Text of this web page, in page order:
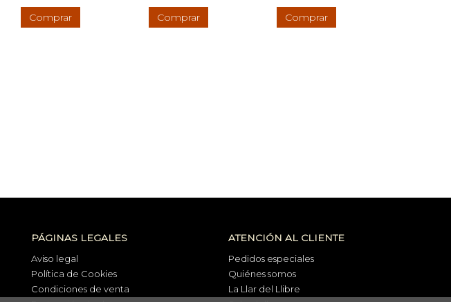
Comprar Comprar Comprar
PÁGINAS LEGALES
Aviso legal
Política de Cookies
Condiciones de venta
ATENCIÓN AL CLIENTE
Pedidos especiales
Quiénes somos
La Llar del Llibre